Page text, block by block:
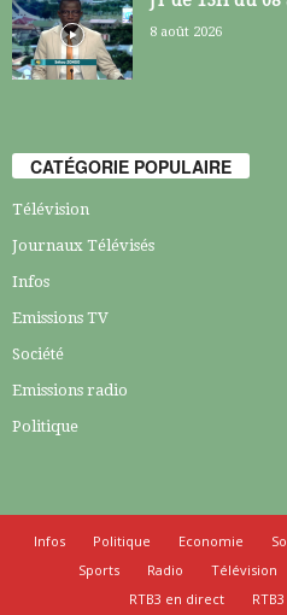
8 août 2026
CATÉGORIE POPULAIRE
Télévision
Journaux Télévisés
Infos
Emissions TV
Société
Emissions radio
Politique
Infos Politique Economie
Sports
Radio Télévision
RTB3 en direct